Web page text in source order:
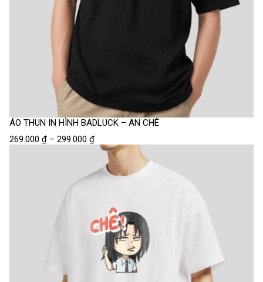
ÁO THUN IN HÌNH BADLUCK – AN CHÊ
269.000 ₫ – 299.000 ₫